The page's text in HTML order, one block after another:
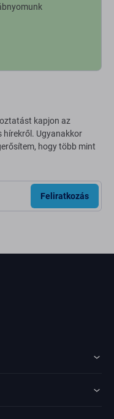
kapjon az
hírekről. Ugyanakkor
hogy több mint
Feliratkozás